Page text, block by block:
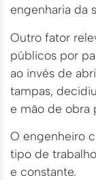
engenharia da
Outro fator
públicos por
ao invés de
tampas,
e mão de obra
O engenheiro
tipo de
e constante.